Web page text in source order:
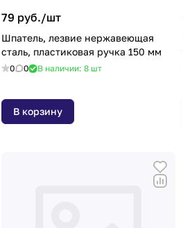
79 руб./шт
Шпатель, лезвие нержавеющая
сталь, пластиковая ручка 150 мм
0 0 В наличии: 8 шт
В корзину